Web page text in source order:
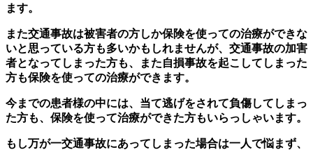
ます。
また交通事故は被害者の方しか保険を使っての治療ができな
いと思っている方も多いかもしれませんが、交通事故の加害
者となってしまった方も、また自損事故を起こしてしまった
方も保険を使っての治療ができます。
今までの患者様の中には、当て逃げをされて負傷してしまっ
た方も、保険を使って治療ができた方もいらっしゃいます。
もし万が一交通事故にあってしまった場合は一人で悩まず、